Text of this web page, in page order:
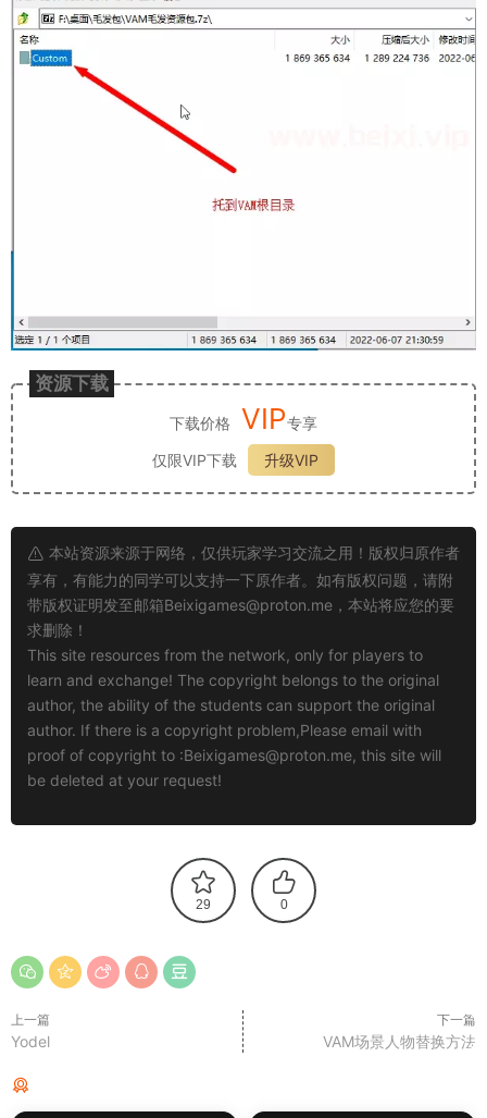
资源下载
下载价格 VIP专享
仅限VIP下载
升级VIP
本站资源来源于网络，仅供玩家学习交流之用！版权归原作者
享有，有能力的同学可以支持一下原作者。如有版权问题，请附
带版权证明发至邮箱Beixigames@proton.me ，本站将应您的要
求删除！
This site resources from the network, only for players to
learn and exchange! The copyright belongs to the original
author, the ability of the students can support the original
author. If there is a copyright problem,Please email with
proof of copyright to :Beixigames@proton.me, this site will
be deleted at your request!
29 0
上一篇
Yodel
下一篇
VAM场景人物替换方法